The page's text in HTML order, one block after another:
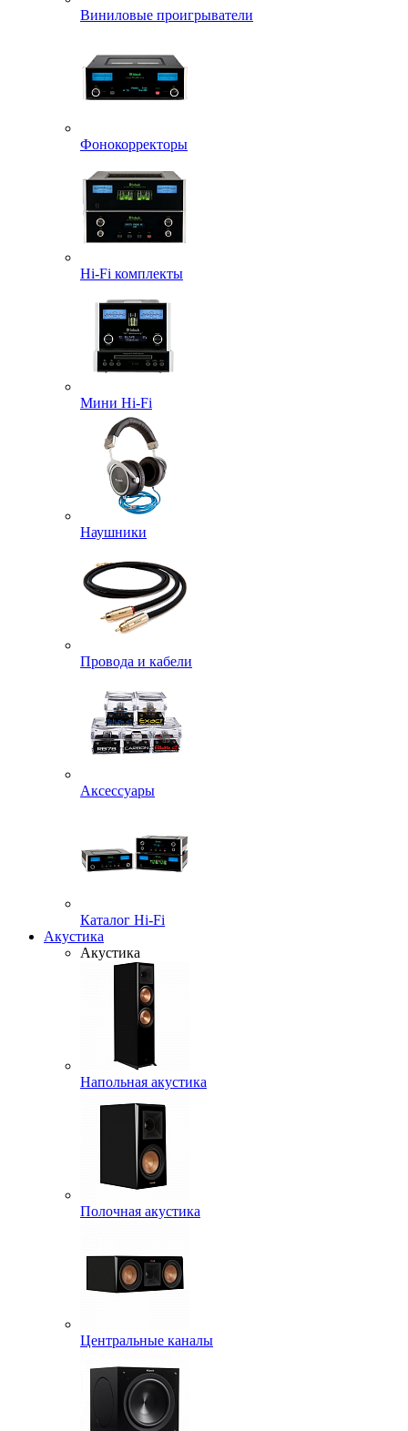
Виниловые проигрыватели
Фонокорректоры
Hi-Fi комплекты
Мини Hi-Fi
Наушники
Провода и кабели
Аксессуары
Каталог Hi-Fi
Акустика
Акустика
Напольная акустика
Полочная акустика
Центральные каналы